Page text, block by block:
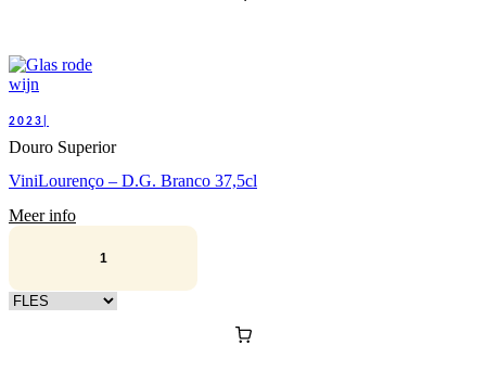
2023|
Douro Superior
ViniLourenço – D.G. Branco 37,5cl
Meer info
Kies verpakking